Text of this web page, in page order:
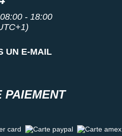
- 18:00
UN E-MAIL
PAIEMENT
Carte paypal Carte amex